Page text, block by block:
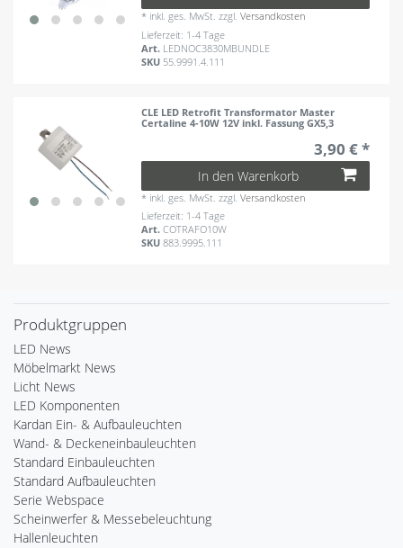
* inkl. ges. MwSt. zzgl.Versandkosten
Lieferzeit: 1-4 Tage
Art. LEDNOC3830MBUNDLE
SKU 55.9991.4.111
CLE LED Retrofit Transformator Master
Certaline 4-10W 12V inkl. Fassung GX5,3
3,90 € *
In den Warenkorb
* inkl. ges. MwSt. zzgl.Versandkosten
Lieferzeit: 1-4 Tage
Art.COTRAFO10W
SKU883.9995.111
Produktgruppen
LED News
Möbelmarkt News
Licht News
LED Komponenten
Kardan Ein- & Aufbauleuchten
Wand- & Deckeneinbauleuchten
Standard Einbauleuchten
Standard Aufbauleuchten
Serie Webspace
Scheinwerfer & Messebeleuchtung
Hallenleuchten